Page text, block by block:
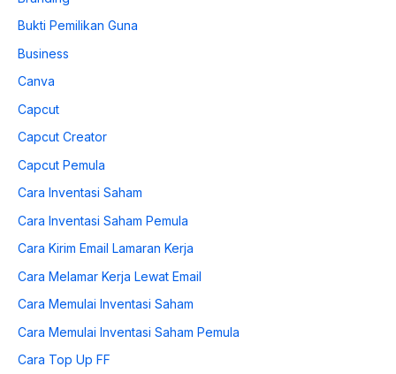
Bukti Pemilikan Guna
Business
Canva
Capcut
Capcut Creator
Capcut Pemula
Cara Inventasi Saham
Cara Inventasi Saham Pemula
Cara Kirim Email Lamaran Kerja
Cara Melamar Kerja Lewat Email
Cara Memulai Inventasi Saham
Cara Memulai Inventasi Saham Pemula
Cara Top Up FF